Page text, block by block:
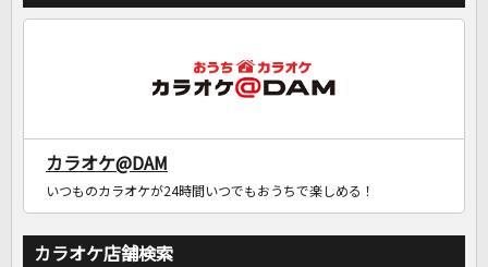
カラオケ@DAM
いつものカラオケが24時間いつでもおうちで楽しめる！
カラオケ店舗検索